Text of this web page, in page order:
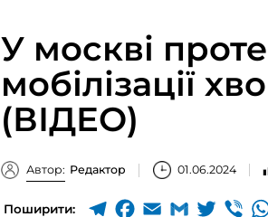
У москві
мобілізації
(ВІДЕО)
Автор: Редактор 01.06.2024
Поширити: